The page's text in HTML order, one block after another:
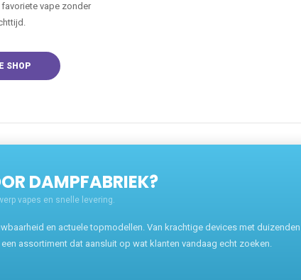
vape zonder
SHOP
DAMPFABRIEK?
vapes en snelle levering.
en actuele topmodellen. Van krachtige devices met
assortiment dat aansluit op wat klanten vandaag echt zoeken.